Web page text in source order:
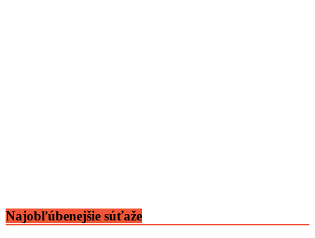
Najobľúbenejšie súťaže